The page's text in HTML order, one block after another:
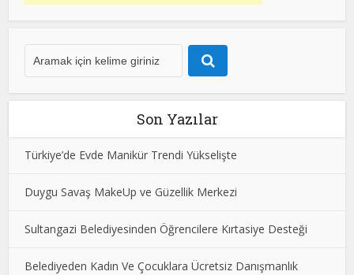
Son Yazılar
Türkiye’de Evde Manikür Trendi Yükselişte
Duygu Savaş MakeUp ve Güzellik Merkezi
Sultangazi Belediyesinden Öğrencilere Kırtasiye Desteği
Belediyeden Kadın Ve Çocuklara Ücretsiz Danışmanlık